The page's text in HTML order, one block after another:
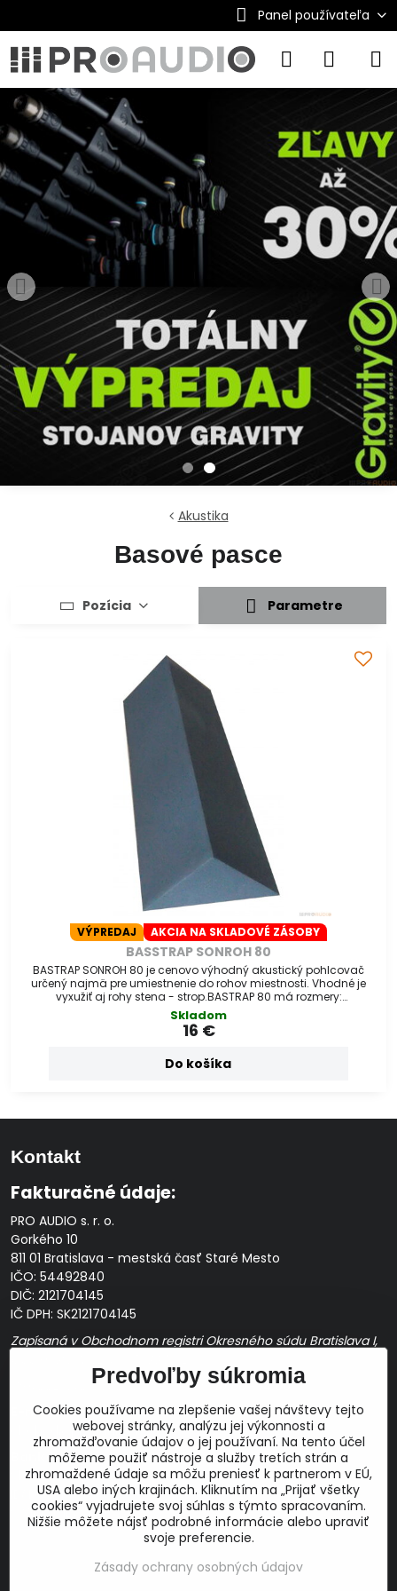
Panel používateľa
Akustika
Basové pasce
Pozícia Parametre
VÝPREDAJ AKCIA NA SKLADOVÉ ZÁSOBY
BASSTRAP SONROH 80
BASTRAP SONROH 80 je cenovo výhodný akustický pohlcovač
určený najmä pre umiestnenie do rohov miestnosti. Vhodné je
vyxužiť aj rohy stena - strop.BASTRAP 80 má rozmery:
80x30x30cm.
Skladom
16 €
Do košíka
Kontakt
Fakturačné údaje:
PRO AUDIO s. r. o.
Gorkého 10
811 01 Bratislava - mestská časť Staré Mesto
IČO: 54492840
DIČ: 2121704145
IČ DPH: SK2121704145
Zapísaná v Obchodnom registri Okresného súdu Bratislava I,
Prevádzková doba: pracovné dni10:00 - 14:00
E-mail:
obchod@proaudio.sk
Bankové spojenie:
Slovenská sporiteľňa, a.s.
IBAN: SK48 0900 0000 0051 9050 9782
SWIFT: GIBASKBX
Predvoľby súkromia
Cookies používame na zlepšenie vašej návštevy tejto
webovej stránky, analýzu jej výkonnosti a
zhromažďovanie údajov o jej používaní. Na tento účel
môžeme použiť nástroje a služby tretích strán a
zhromaždené údaje sa môžu preniesť k partnerom v EÚ,
USA alebo iných krajinách. Kliknutím na „Prijať všetky
cookies“ vyjadrujete svoj súhlas s týmto spracovaním.
Nižšie môžete nájsť podrobné informácie alebo upraviť
svoje preferencie.
Zásady ochrany osobných údajov